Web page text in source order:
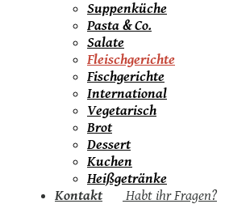
Suppenküche
Pasta & Co.
Salate
Fleischgerichte
Fischgerichte
International
Vegetarisch
Brot
Dessert
Kuchen
Heißgetränke
Kontakt
Habt ihr Fragen?